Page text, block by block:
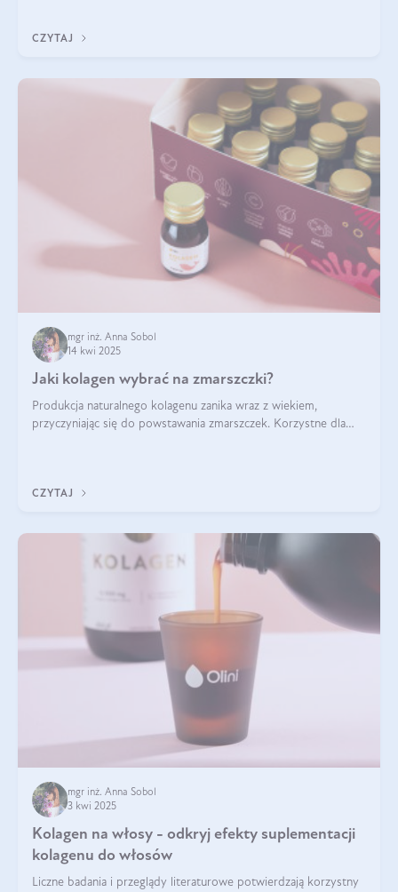
CZYTAJ
mgr inż. Anna Sobol
14 kwi 2025
Jaki kolagen wybrać na zmarszczki?
Produkcja naturalnego kolagenu zanika wraz z wiekiem,
przyczyniając się do powstawania zmarszczek. Korzystne dla
CZYTAJ
mgr inż. Anna Sobol
3 kwi 2025
Kolagen na włosy - odkryj efekty suplementacji
kolagenu do włosów
Liczne badania i przeglądy literaturowe potwierdzają korzystny